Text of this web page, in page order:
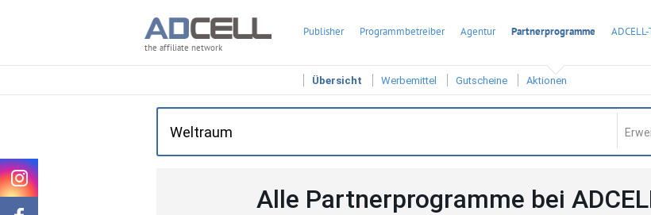
the affiliate network
Publisher Programmbetreiber Agentur Partnerprogramme
Übersicht Werbemittel Gutscheine Aktionen
Alle Partnerprogramme bei